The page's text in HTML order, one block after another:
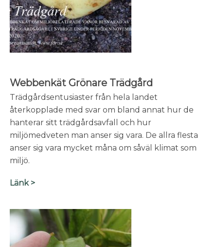
Webbenkät Grönare Trädgård
Trädgårdsentusiaster från hela landet
återkopplade med svar om bland annat hur de
hanterar sitt trädgårdsavfall och hur
miljömedveten man anser sig vara. De allra flesta
anser sig vara mycket måna om såväl klimat som
miljö.
Länk >